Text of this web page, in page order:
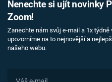
Nenechte si ujít novinky
Zoom!
Zanechte nám svůj e-mail a 1x týdně
upozorníme na to nejnovější a
našeho webu.